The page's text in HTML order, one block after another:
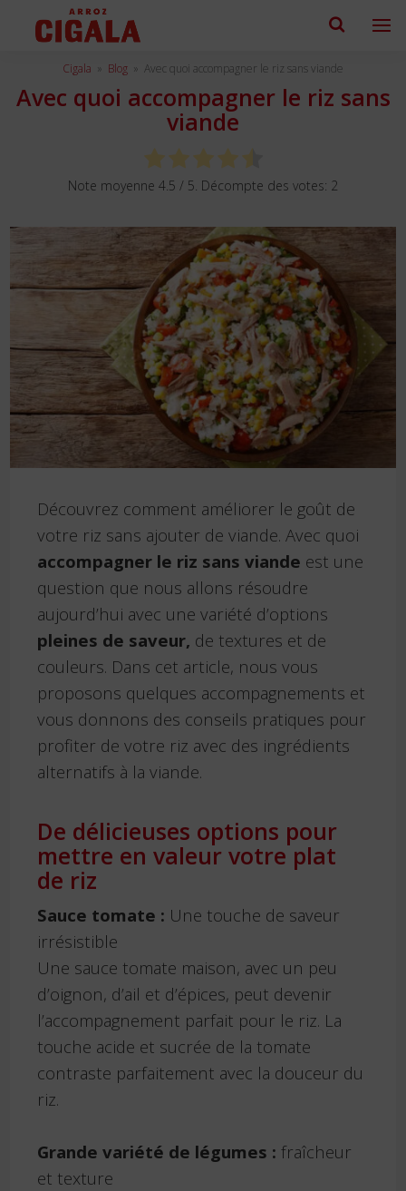
Cigala » Blog » Avec quoi accompagner le riz sans viande
Avec quoi accompagner le riz sans
viande
Note moyenne 4.5 / 5. Décompte des votes: 2
Découvrez comment améliorer le goût de
votre riz sans ajouter de viande. Avec quoi
accompagner le riz sans viande est une
question que nous allons résoudre
aujourd’hui avec une variété d’options
pleines de saveur, de textures et de
couleurs. Dans cet article, nous vous
proposons quelques accompagnements et
vous donnons des conseils pratiques pour
profiter de votre riz avec des ingrédients
alternatifs à la viande.
De délicieuses options pour
mettre en valeur votre plat
de riz
Sauce tomate : Une touche de saveur
irrésistible
Une sauce tomate maison, avec un peu
d’oignon, d’ail et d’épices, peut devenir
l’accompagnement parfait pour le riz. La
touche acide et sucrée de la tomate
contraste parfaitement avec la douceur du
riz.
Grande variété de légumes : fraîcheur
et texture